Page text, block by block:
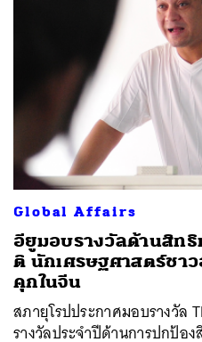
Global Affairs
อียูมอบรางวัลด้านสิท
ติ นักเศรษฐศาสตร์ชา
คุกในจีน
สภายุโรปประกาศมอบรางวัล
รางวัลประจำปีด้านการปกป้